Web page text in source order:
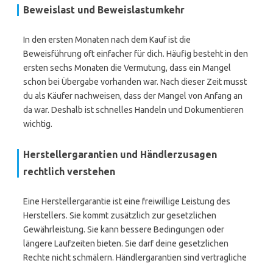
Beweislast und Beweislastumkehr
In den ersten Monaten nach dem Kauf ist die
Beweisführung oft einfacher für dich. Häufig besteht in den
ersten sechs Monaten die Vermutung, dass ein Mangel
schon bei Übergabe vorhanden war. Nach dieser Zeit musst
du als Käufer nachweisen, dass der Mangel von Anfang an
da war. Deshalb ist schnelles Handeln und Dokumentieren
wichtig.
Herstellergarantien und Händlerzusagen
rechtlich verstehen
Eine Herstellergarantie ist eine freiwillige Leistung des
Herstellers. Sie kommt zusätzlich zur gesetzlichen
Gewährleistung. Sie kann bessere Bedingungen oder
längere Laufzeiten bieten. Sie darf deine gesetzlichen
Rechte nicht schmälern. Händlergarantien sind vertragliche